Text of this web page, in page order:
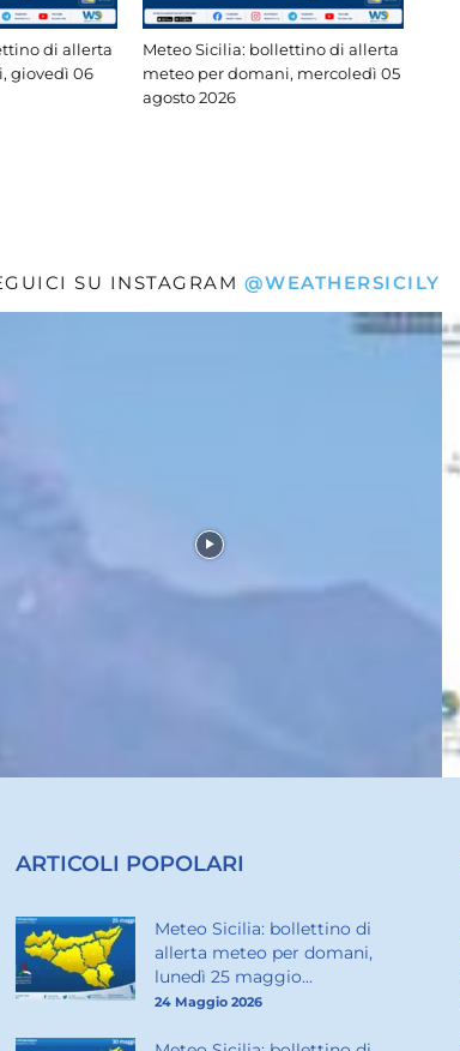
di allerta
giovedì 06
Meteo Sicilia: bollettino di allerta
meteo per domani, mercoledì 05
agosto 2026
SU INSTAGRAM @WEATHERSICILY
ARTICOLI POPOLARI
Meteo Sicilia: bollettino di
allerta meteo per domani,
lunedì 25 maggio...
24 Maggio 2026